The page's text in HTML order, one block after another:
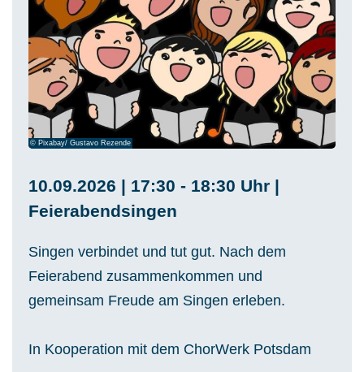
© Pixabay/ Gustavo Rezende
10.09.2026 | 17:30 - 18:30 Uhr |
Feierabendsingen
Singen verbindet und tut gut. Nach dem
Feierabend zusammenkommen und
gemeinsam Freude am Singen erleben.
In Kooperation mit dem ChorWerk Potsdam